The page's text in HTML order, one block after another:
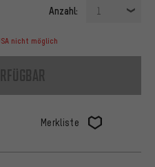
Anzahl: 1
nicht möglich
Merkliste